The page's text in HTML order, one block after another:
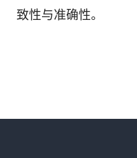
致性与准确性。